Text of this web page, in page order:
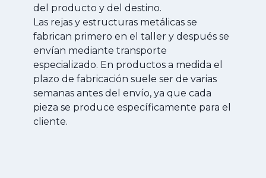
del producto y del destino.
Las rejas y estructuras metálicas se
fabrican primero en el taller y después se
envían mediante transporte
especializado. En productos a medida el
plazo de fabricación suele ser de varias
semanas antes del envío, ya que cada
pieza se produce específicamente para el
cliente.